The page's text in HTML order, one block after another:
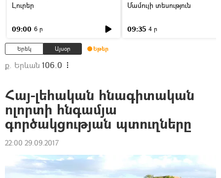
Լուրեր
09:00 6 ր
Մամուլի տեսություն
09:35 4 ր
Երեկ Այսօր Եթեր
ք. Երևան 106.0
Հայ-լեհական հնագիտական
ոլորտի հնգամյա
գործակցության պտուղները
22:00 29.09.2017